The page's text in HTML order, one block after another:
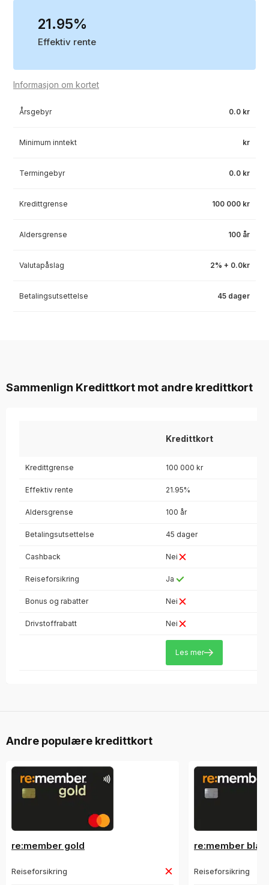
21.95%
Effektiv rente
Informasjon om kortet
Årsgebyr 0.0 kr
Minimum inntekt kr
Termingebyr 0.0 kr
Kredittgrense 100 000 kr
Aldersgrense 100 år
Valutapåslag 2% + 0.0kr
Betalingsutsettelse 45 dager
Sammenlign Kredittkort mot andre kredittkort
Kredittkort
Kredittgrense 100 000 kr
Effektiv rente 21.95%
Aldersgrense 100 år
Betalingsutsettelse 45 dager
Cashback Nei
Reiseforsikring Ja
Bonus og rabatter Nei
Drivstoffrabatt Nei
Les mer
Andre populære kredittkort
re:member gold
Reiseforsikring
re:member
Reiseforsikring